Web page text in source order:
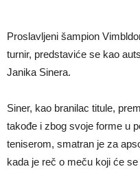
Samo dva fudbalska
od njih je Messi, znate li ko
Прijelom u transferu
Proslavljeni šampion
turnir, predstaviće se kao
Janika Sinera.
Siner, kao branilac titule,
takođe i zbog svoje forme u
teniserom, smatran je za
kada je reč o meču koji će